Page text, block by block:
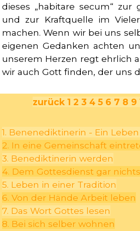
dieses „habitare secum“ zur
und zur Kraftquelle im
machen. Wenn wir bei uns
eigenen Gedanken achten
unserem Herzen regt ehrlich
wir auch Gott finden, der uns
zurück 12 3 4 5 6 7 8 9
1. Benenediktinerin - Ein
2. In eine Gemeinschaft
3. Benediktinerin werden
4. Dem Gottesdienst gar
5. Leben in einer Tradition
6. Von der Hände Arbeit leben
7. Das Wort Gottes lesen
8. Bei sich selber wohnen